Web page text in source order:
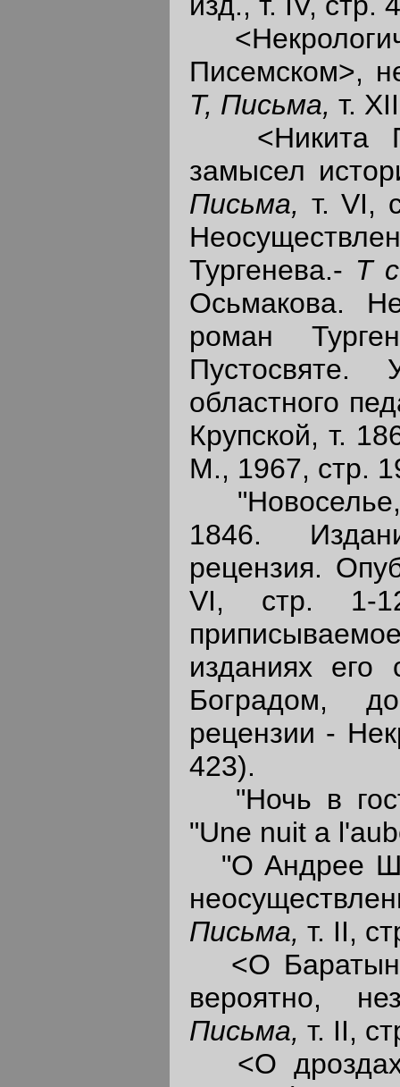
Писемском>,
Т, Письма, т.
<Никита
замысел
Письма, т. VI,
Тургенева.- Т
Осьмакова.
роман
Пустосвяте.
областного
Крупской, т.
М., 1967, стр.
"Новоселье,
1846.
рецензия.
VI, стр. 1-
изданиях его
Боградом,
рецензии -
423).
"Ночь в
"Une nuit a
"О Андрее
Письма, т. II,
<О
вероятно,
Письма, т. II,
<О